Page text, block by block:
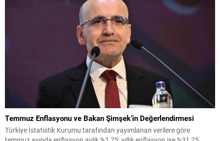
Temmuz Enflasyonu ve Bakan Şimşek’in Değerlendirmesi
Türkiye İstatistik Kurumu tarafından yayımlanan verilere göre